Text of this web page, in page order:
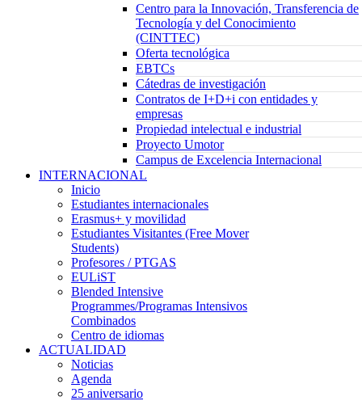
Centro para la Innovación, Transferencia de
Tecnología y del Conocimiento
(CINTTEC)
Oferta tecnológica
EBTCs
Cátedras de investigación
Contratos de I+D+i con entidades y
empresas
Propiedad intelectual e industrial
Proyecto Umotor
Campus de Excelencia Internacional
INTERNACIONAL
Inicio
Estudiantes internacionales
Erasmus+ y movilidad
Estudiantes Visitantes (Free Mover
Students)
Profesores / PTGAS
EULiST
Blended Intensive
Programmes/Programas Intensivos
Combinados
Centro de idiomas
ACTUALIDAD
Noticias
Agenda
25 aniversario